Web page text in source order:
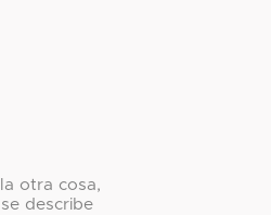
otra cosa,
describe